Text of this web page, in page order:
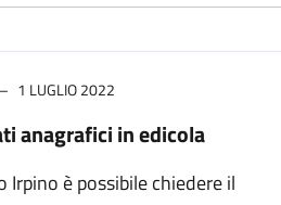
1 LUGLIO 2022
anagrafici in edicola
Irpino è possibile chiedere il